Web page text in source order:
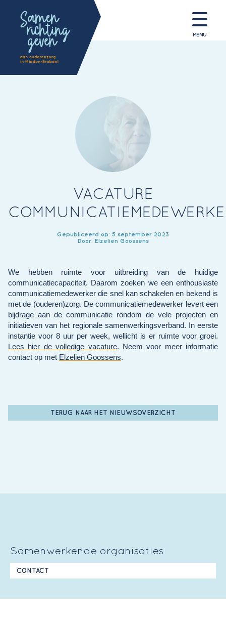
MENU
VACATURE
Gepubliceerd op: 5 september 2023
Door: Elzelien Goossens
We hebben ruimte voor uitbreiding van de huidige
communicatiecapaciteit. Daarom zoeken we een enthousiaste
communicatiemedewerker die snel kan schakelen en bekend is
met de (ouderen)zorg. De communicatiemedewerker levert een
bijdrage aan de communicatie rondom de vele projecten en
initiatieven van het regionale samenwerkingsverband. In eerste
instantie voor 8 uur per week, wellicht is er ruimte voor groei.
Lees hier de volledige vacature. Neem voor meer informatie
contact op met Elzelien Goossens.
TERUG NAAR HET NIEUWSOVERZICHT
Samenwerkende organisaties
CONTACT